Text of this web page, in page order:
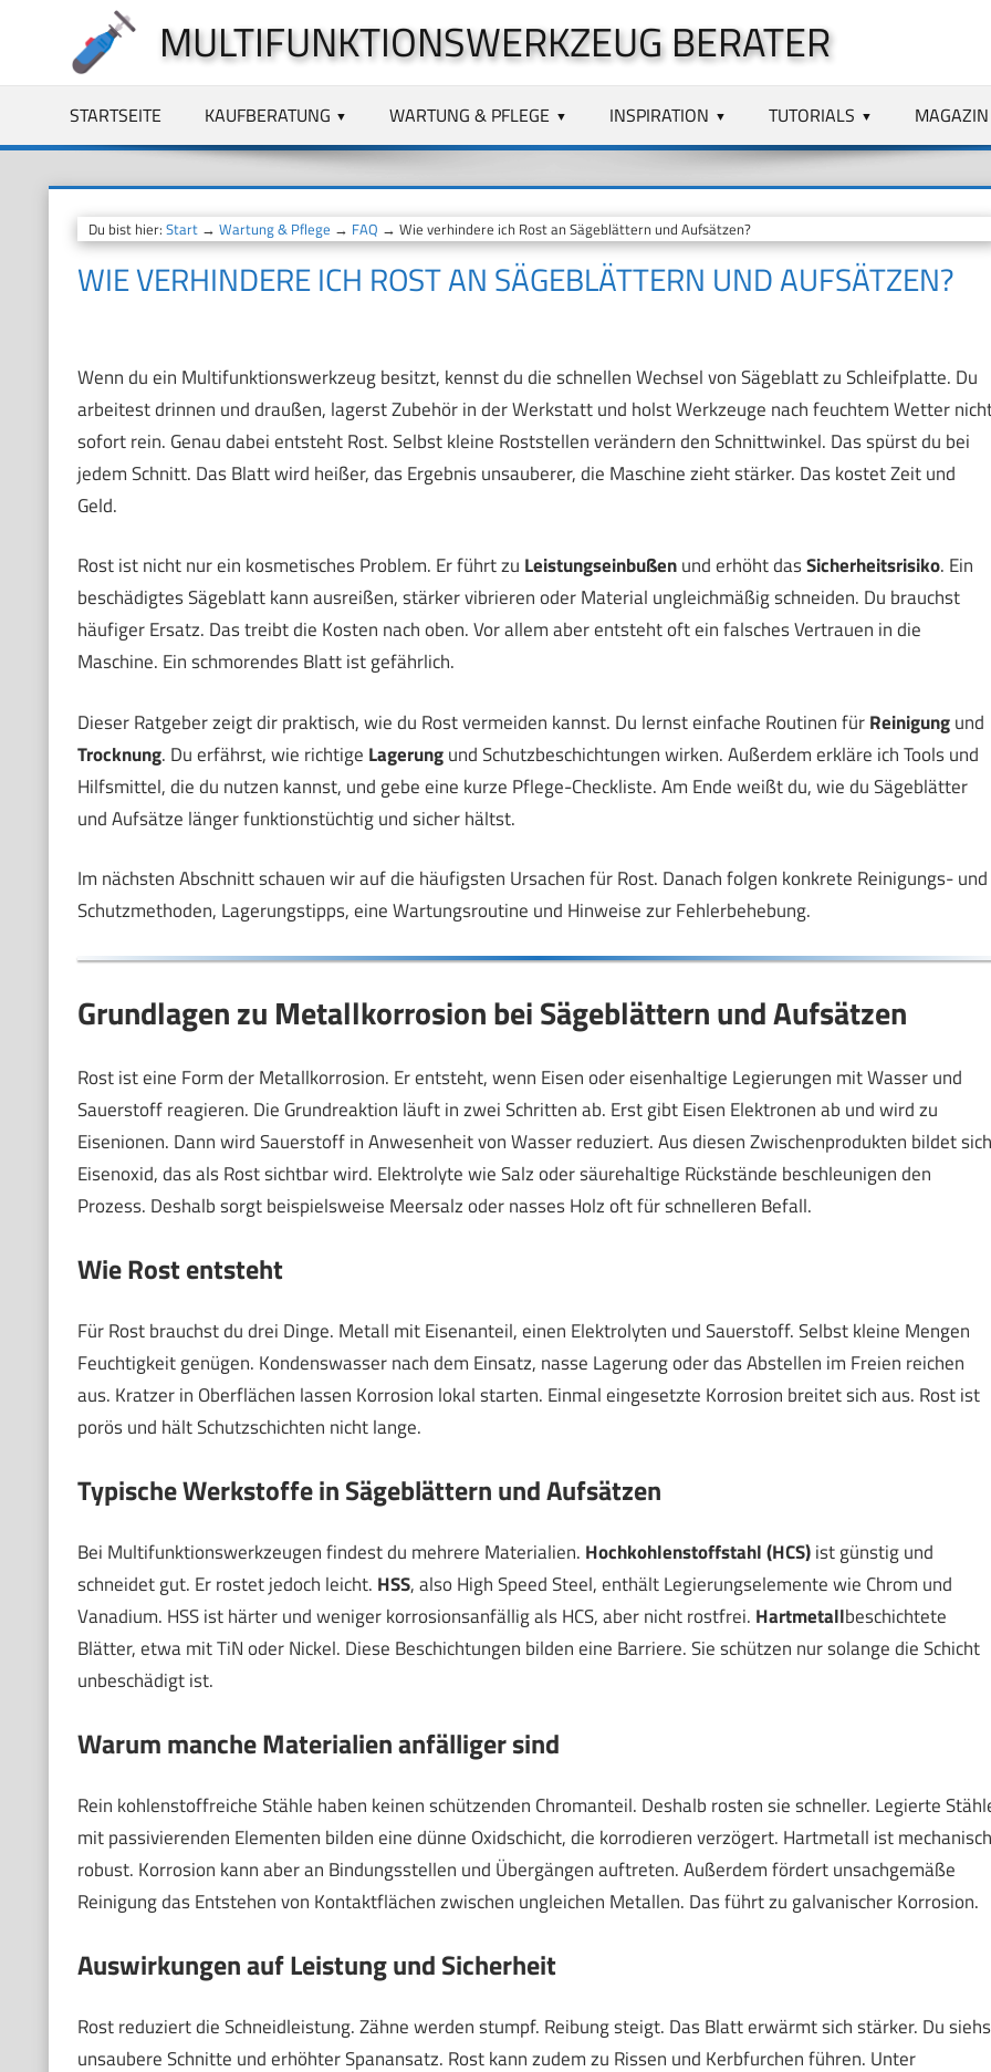
springen
MULTIFUNKTIONSWERKZEUG BERATER
STARTSEITE KAUFBERATUNG WARTUNG & PFLEGE INSPIRATION TUTORIALS MAGAZIN
Du bist hier: Start→ Wartung & Pflege → FAQ → Wie verhindere ich Rost an Sägeblättern und Aufsätzen?
WIE VERHINDERE ICH ROST AN SÄGEBLÄTTERN UND AUFSÄTZEN?
Wenn du ein Multifunktionswerkzeug besitzt, kennst du die schnellen Wechsel von Sägeblatt zu Schleifplatte. Du
arbeitest drinnen und draußen, lagerst Zubehör in der Werkstatt und holst Werkzeuge nach feuchtem Wetter
sofort rein. Genau dabei entsteht Rost. Selbst kleine Roststellen verändern den Schnittwinkel. Das spürst du bei
jedem Schnitt. Das Blatt wird heißer, das Ergebnis unsauberer, die Maschine zieht stärker. Das kostet Zeit und
Geld.
Rost ist nicht nur ein kosmetisches Problem. Er führt zu Leistungseinbußenund erhöht dasSicherheitsrisiko. Ein
beschädigtes Sägeblatt kann ausreißen, stärker vibrieren oder Material ungleichmäßig schneiden. Du brauchst
häufiger Ersatz. Das treibt die Kosten nach oben. Vor allem aber entsteht oft ein falsches Vertrauen in die
Maschine. Ein schmorendes Blatt ist gefährlich.
Dieser Ratgeber zeigt dir praktisch, wie du Rost vermeiden kannst. Du lernst einfache Routinen fürReinigungund
Trocknung. Du erfährst, wie richtige Lagerungund Schutzbeschichtungen wirken. Außerdem erkläre ich Tools und
Hilfsmittel, die du nutzen kannst, und gebe eine kurze Pflege-Checkliste. Am Ende weißt du, wie du Sägeblätter
und Aufsätze länger funktionstüchtig und sicher hältst.
Im nächsten Abschnitt schauen wir auf die häufigsten Ursachen für Rost. Danach folgen konkrete Reinigungs- und
Schutzmethoden, Lagerungstipps, eine Wartungsroutine und Hinweise zur Fehlerbehebung.
Grundlagen zu Metallkorrosion bei Sägeblättern und Aufsätzen
Rost ist eine Form der Metallkorrosion. Er entsteht, wenn Eisen oder eisenhaltige Legierungen mit Wasser und
Sauerstoff reagieren. Die Grundreaktion läuft in zwei Schritten ab. Erst gibt Eisen Elektronen ab und wird zu
Eisenionen. Dann wird Sauerstoff in Anwesenheit von Wasser reduziert. Aus diesen Zwischenprodukten bildet sich
Eisenoxid, das als Rost sichtbar wird. Elektrolyte wie Salz oder säurehaltige Rückstände beschleunigen den
Prozess. Deshalb sorgt beispielsweise Meersalz oder nasses Holz oft für schnelleren Befall.
Wie Rost entsteht
Für Rost brauchst du drei Dinge. Metall mit Eisenanteil, einen Elektrolyten und Sauerstoff. Selbst kleine Mengen
Feuchtigkeit genügen. Kondenswasser nach dem Einsatz, nasse Lagerung oder das Abstellen im Freien reichen
aus. Kratzer in Oberflächen lassen Korrosion lokal starten. Einmal eingesetzte Korrosion breitet sich aus. Rost ist
porös und hält Schutzschichten nicht lange.
Typische Werkstoffe in Sägeblättern und Aufsätzen
Bei Multifunktionswerkzeugen findest du mehrere Materialien. Hochkohlenstoffstahl (HCS)ist günstig und
schneidet gut. Er rostet jedoch leicht. HSS, also High Speed Steel, enthält Legierungselemente wie Chrom und
Vanadium. HSS ist härter und weniger korrosionsanfällig als HCS, aber nicht rostfrei. Hartmetallbeschichtete
Blätter, etwa mit TiN oder Nickel. Diese Beschichtungen bilden eine Barriere. Sie schützen nur solange die Schicht
unbeschädigt ist.
Warum manche Materialien anfälliger sind
Rein kohlenstoffreiche Stähle haben keinen schützenden Chromanteil. Deshalb rosten sie schneller. Legierte
mit passivierenden Elementen bilden eine dünne Oxidschicht, die korrodieren verzögert. Hartmetall ist mechanisch
robust. Korrosion kann aber an Bindungsstellen und Übergängen auftreten. Außerdem fördert unsachgemäße
Reinigung das Entstehen von Kontaktflächen zwischen ungleichen Metallen. Das führt zu galvanischer Korrosion.
Auswirkungen auf Leistung und Sicherheit
Rost reduziert die Schneidleistung. Zähne werden stumpf. Reibung steigt. Das Blatt erwärmt sich stärker. Du
unsaubere Schnitte und erhöhter Spanansatz. Rost kann zudem zu Rissen und Kerbfurchen führen. Unter